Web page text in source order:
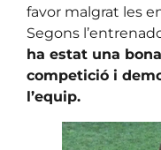
favor malgrat les
Segons
ha estat una
competició i
l’equip.